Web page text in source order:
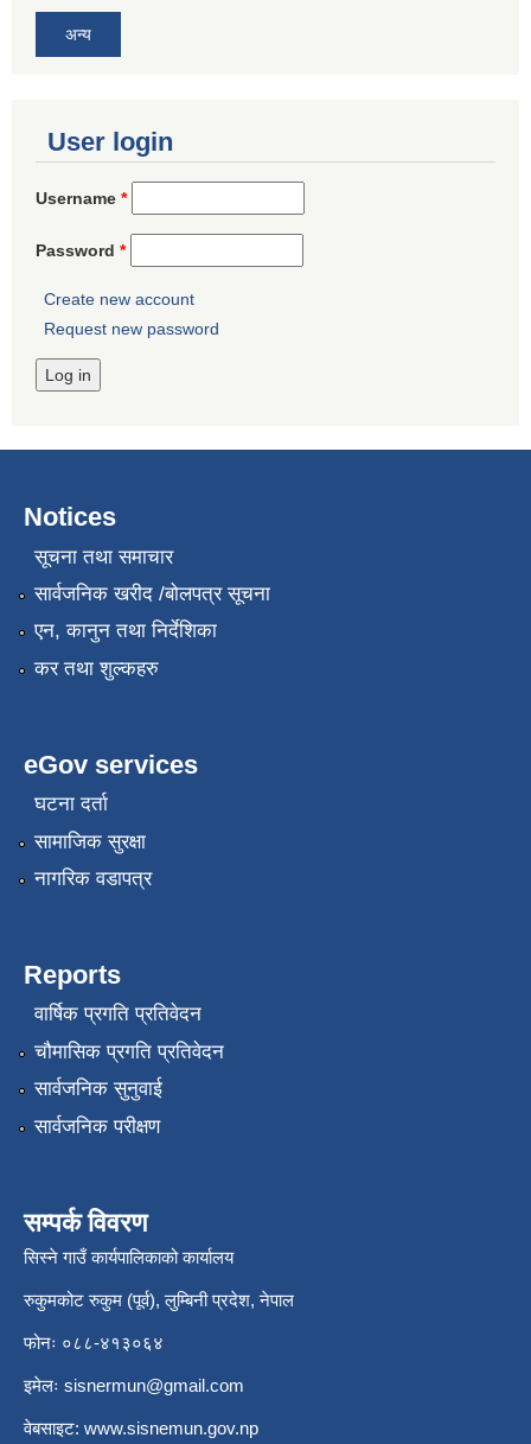
अन्य
User login
Username *
Password *
Create new account
Request new password
Notices
सूचना तथा समाचार
सार्वजनिक खरीद /बोलपत्र सूचना
एन, कानुन तथा निर्देशिका
कर तथा शुल्कहरु
eGov services
घटना दर्ता
सामाजिक सुरक्षा
नागरिक वडापत्र
Reports
वार्षिक प्रगति प्रतिवेदन
चौमासिक प्रगति प्रतिवेदन
सार्वजनिक सुनुवाई
सार्वजनिक परीक्षण
सम्पर्क विवरण
सिस्ने गाउँ कार्यपालिकाको कार्यालय
रुकुमकोट रुकुम (पूर्व), लुम्बिनी प्रदेश, नेपाल
फोनः ०८८-४१३०६४
इमेलः sisnermun@gmail.com
वेबसाइट: www.sisnemun.gov.np